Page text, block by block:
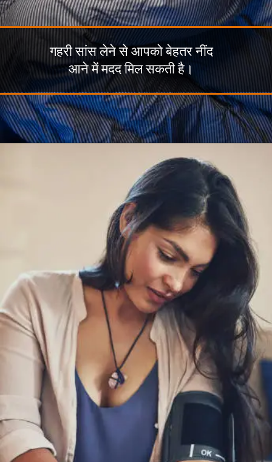
गहरी सांस लेने से आपको बेहतर नींद
आने में मदद मिल सकती है।